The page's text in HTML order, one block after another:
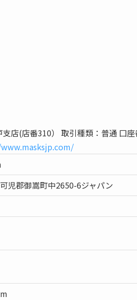
店(店番310） 取引種類：普通 囗
児郡御嵩町中2650-6ジャパン